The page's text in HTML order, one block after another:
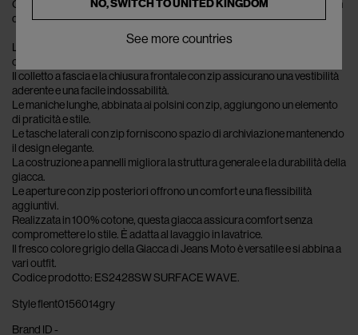
Giacca di Jeans Moto è l'incarnazione dell'impegno del marchio verso un
design innovativo e materiali di alta qualità.
La giacca presenta una particolare finitura lavata con acido, che
conferisce un aspetto vintage ma contemporaneo.
Il colletto a fascia e la chiusura frontale con zip assicurano una vestibilità
aderente e una facile indossabilità.
Le maniche lunghe, abbinata ai polsini con zip, aggiungono un elemento
di praticità e stile.
Le tasche laterali con zip forniscono spazio di archiviazione mantenendo
il design elegante.
La costruzione a pannelli migliora la struttura generale e la durabilità della
giacca.
Le aperture con zip posteriori offrono un comfort e una flessibilità
aggiuntivi.
Realizzata in 100% cotone, questa giacca assicura comfort senza
compromettere lo stile. È adatta al lavaggio in lavatrice.
Il fresco colore grigio della Giacca di Jeans Moto è versatile e si abbina a
vari outfit.
Codice prodotto: ES2428SW SURFACE WAVE.
Style flent0156014gry
Brand ID -
NO, SWITCH TOUNITED KINGDOM
See more countries